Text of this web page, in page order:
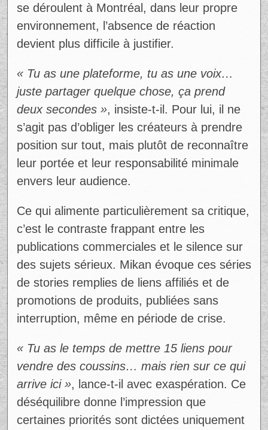
se déroulent à Montréal, dans leur propre
environnement, l’absence de réaction
devient plus difficile à justifier.
« Tu as une plateforme, tu as une voix…
juste partager quelque chose, ça prend
deux secondes », insiste-t-il. Pour lui, il ne
s’agit pas d’obliger les créateurs à prendre
position sur tout, mais plutôt de reconnaître
leur portée et leur responsabilité minimale
envers leur audience.
Ce qui alimente particulièrement sa critique,
c’est le contraste frappant entre les
publications commerciales et le silence sur
des sujets sérieux. Mikan évoque ces séries
de stories remplies de liens affiliés et de
promotions de produits, publiées sans
interruption, même en période de crise.
« Tu as le temps de mettre 15 liens pour
vendre des coussins… mais rien sur ce qui
arrive ici », lance-t-il avec exaspération. Ce
déséquilibre donne l’impression que
certaines priorités sont dictées uniquement